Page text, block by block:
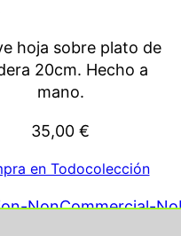
hoja sobre plato de
20cm. Hecho a
mano.
35,00 €
en Todocolección
NonCommercial-